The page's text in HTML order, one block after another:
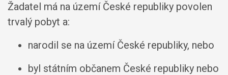
Žadatel má na území České republiky povolen
trvalý pobyt a:
narodil se na území České republiky, nebo
byl státním občanem České republiky nebo